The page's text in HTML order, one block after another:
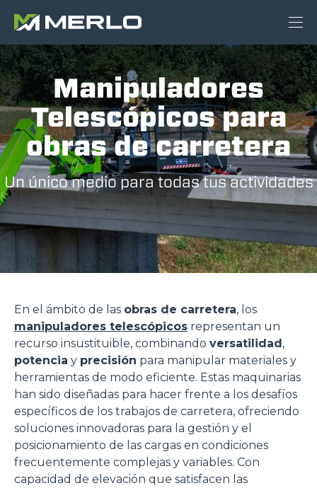
Manipuladores
Telescópicos para
obras de carretera
Un único medio para todas tus actividades
En el ámbito de las obras de carretera, los
manipuladores telescópicos representan un
recurso insustituible, combinando versatilidad,
potencia y precisión para manipular materiales y
herramientas de modo eficiente. Estas maquinarias
han sido diseñadas para hacer frente a los desafíos
específicos de los trabajos de carretera, ofreciendo
soluciones innovadoras para la gestión y el
posicionamiento de las cargas en condiciones
frecuentemente complejas y variables. Con
capacidad de elevación que satisfacen las